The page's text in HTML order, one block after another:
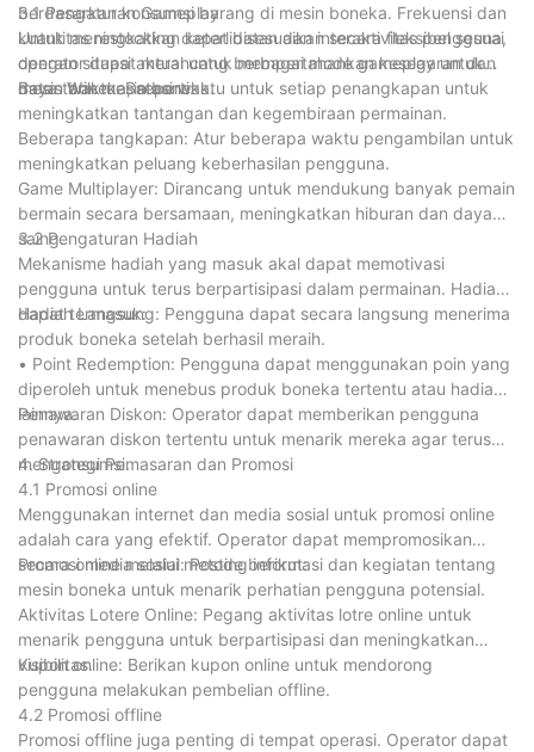
berdasarkan konsumsi barang di mesin boneka. Frekuensi dan
kuantitas restocking dapat disesuaikan secara fleksibel sesuai
dengan situasi aktual untuk mempertahankan kesegaran dan
daya tarik mesin boneka.
3.1 Pengaturan Gameplay
Untuk meningkatkan keterlibatan dan interaktivitas pengguna,
operator dapat merancang berbagai mode gameplay untuk
mesin boneka, seperti:
Batas Waktu: Batasi waktu untuk setiap penangkapan untuk
meningkatkan tantangan dan kegembiraan permainan.
Beberapa tangkapan: Atur beberapa waktu pengambilan untuk
meningkatkan peluang keberhasilan pengguna.
Game Multiplayer: Dirancang untuk mendukung banyak pemain
bermain secara bersamaan, meningkatkan hiburan dan daya
saing.
3.2 Pengaturan Hadiah
Mekanisme hadiah yang masuk akal dapat memotivasi
pengguna untuk terus berpartisipasi dalam permainan. Hadiah
dapat termasuk:
Hadiah Langsung: Pengguna dapat secara langsung menerima
produk boneka setelah berhasil meraih.
• Point Redemption: Pengguna dapat menggunakan poin yang
diperoleh untuk menebus produk boneka tertentu atau hadiah
lainnya.
Penawaran Diskon: Operator dapat memberikan pengguna
penawaran diskon tertentu untuk menarik mereka agar terus
mengonsumsi.
4. Strategi Pemasaran dan Promosi
4.1 Promosi online
Menggunakan internet dan media sosial untuk promosi online
adalah cara yang efektif. Operator dapat mempromosikan
secara online melalui metode berikut:
Promosi media sosial: Posting informasi dan kegiatan tentang
mesin boneka untuk menarik perhatian pengguna potensial.
Aktivitas Lotere Online: Pegang aktivitas lotre online untuk
menarik pengguna untuk berpartisipasi dan meningkatkan
visibilitas.
Kupon online: Berikan kupon online untuk mendorong
pengguna melakukan pembelian offline.
4.2 Promosi offline
Promosi offline juga penting di tempat operasi. Operator dapat